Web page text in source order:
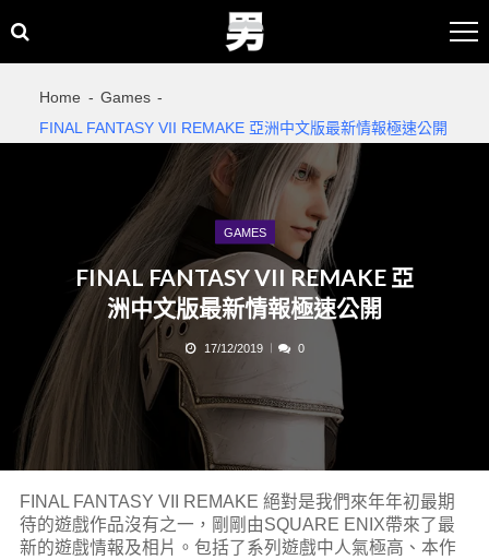
to
to
Home
Games
FINAL FANTASY VII REMAKE 亞洲中文版最新情報極速公開
GAMES
FINAL FANTASY VII REMAKE 亞
洲中文版最新情報極速公開
17/12/2019 0
FINAL FANTASY VII REMAKE 絕對是我們來年年初最期
待的遊戲作品沒有之一，剛剛由SQUARE ENIX帶來了最
新的遊戲情報及相片。包括了系列遊戲中人氣極高、本作